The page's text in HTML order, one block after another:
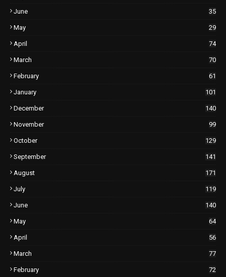
June 35
May 29
April 74
March 70
February 61
January 101
December 140
November 99
October 129
September 141
August 171
July 119
June 140
May 64
April 56
March 77
February 72